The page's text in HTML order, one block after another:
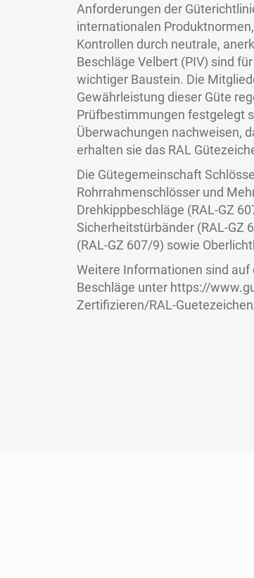
Anforderungen der
internationalen
Kontrollen durch neutrale,
Beschläge Velbert (PIV) sind
wichtiger Baustein. Die
Gewährleistung dieser Güte
Prüfbestimmungen festgelegt
Überwachungen nachweisen,
erhalten sie das RAL
Die Gütegemeinschaft
Rohrrahmenschlösser und
Drehkippbeschläge (RAL-GZ
Sicherheitstürbänder (RAL-GZ
(RAL-GZ 607/9) sowie
Weitere Informationen sind
Beschläge unter https://
Zertifizieren/RAL-